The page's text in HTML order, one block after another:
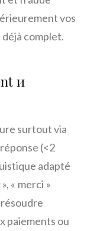
vos
complet.
и
surtout via
(<​2
adapté
« merci »
paiements ou